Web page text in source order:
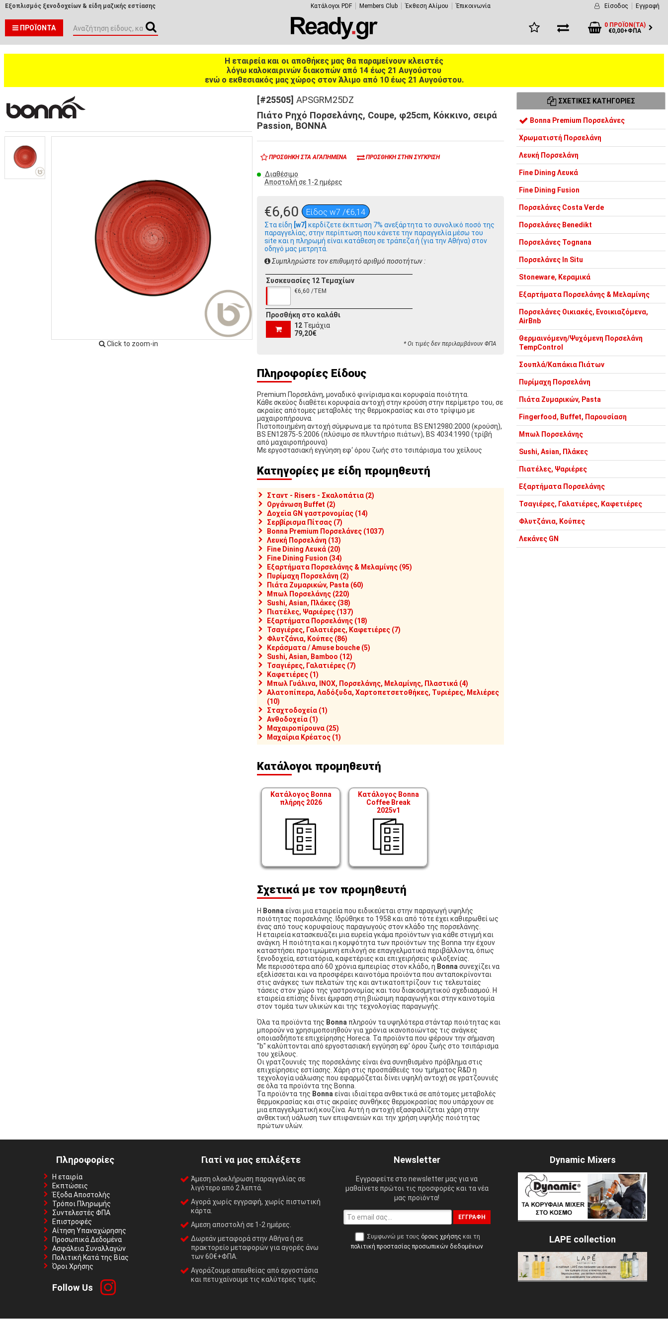
Εξοπλισμός ξενοδοχείων & είδη μαζικής εστίασης Κατάλογοι PDF Members Club Έκθεση Αλίμου Έπικοινωνία Είσοδος Εγγραφή
ΠΡΟΪΌΝΤΑ
0 ΠΡΟΪΌΝ(ΤΑ)
€0,00+ΦΠΑ
Η εταιρεία και οι αποθήκες μας θα παραμείνουν κλειστές
λόγω καλοκαιρινών διακοπών από 14 έως 21 Αυγούστου
ενώ ο εκθεσιακός μας χώρος στον Άλιμο από 10 έως 21 Αυγούστου.
Click to zoom-in
[#25505] APSGRM25DZ
Πιάτο Ρηχό Πορσελάνης, Coupe, φ25cm, Κόκκινο, σειρά
Passion, BONNA
ΠΡΟΣΘΉΚΗ ΣΤΑ ΑΓΑΠΗΜΈΝΑ ΠΡΟΣΘΉΚΗ ΣΤΗΝ ΣΎΓΚΡΙΣΗ
Διαθέσιμο
Αποστολή σε 1-2 ημέρες
€6,60 Είδος w7 /€6,14
Στα είδη [w7] κερδίζετε έκπτωση 7% ανεξάρτητα το συνολικό ποσό της
παραγγελίας, στην περίπτωση που κάνετε την παραγγελία μέσω του
site και η πληρωμή είναι κατάθεση σε τράπεζα ή (για την Αθήνα) στον
οδηγό μας μετρητά.
Συμπληρώστε τον επιθυμητό αριθμό ποσοτήτων :
Συσκευασίες 12 Τεμαχίων
€6,60 /ΤΕΜ
Προσθήκη στο καλάθι
12 Τεμάχια
79,20€
* Οι τιμές δεν περιλαμβάνουν ΦΠΑ
Πληροφορίες Είδους
Premium Πορσελάνη, μοναδικό φινίρισμα και κορυφαία ποιότητα.
Κάθε σκεύος διαθέτει κορυφαία αντοχή στην κρούση στην περίμετρο του, σε
ακραίες απότομες μεταβολές της θερμοκρασίας και στο τρίψιμο με
μαχαιροπήρουνα.
Πιστοποιημένη αντοχή σύμφωνα με τα πρότυπα: BS EN12980:2000 (κρούση),
BS EN12875-5:2006 (πλύσιμο σε πλυντήριο πιάτων), BS 4034:1990 (τρίβή
από μαχαιροπήρουνα)
Με εργοστασιακή εγγύηση εφ‘ όρου ζωής στο τσιπάρισμα του χείλους
Κατηγορίες με είδη προμηθευτή
Σταντ - Risers - Σκαλοπάτια (2)
Οργάνωση Buffet (2)
Δοχεία GN γαστρονομίας (14)
Σερβίρισμα Πίτσας (7)
Bonna Premium Πορσελάνες (1037)
Λευκή Πορσελάνη (13)
Fine Dining Λευκά (20)
Fine Dining Fusion (34)
Εξαρτήματα Πορσελάνης & Μελαμίνης (95)
Πυρίμαχη Πορσελάνη (2)
Πιάτα Ζυμαρικών, Pasta (60)
Μπωλ Πορσελάνης (220)
Sushi, Asian, Πλάκες (38)
Πιατέλες, Ψαριέρες (137)
Εξαρτήματα Πορσελάνης (18)
Τσαγιέρες, Γαλατιέρες, Καφετιέρες (7)
Φλυτζάνια, Κούπες (86)
Κεράσματα / Amuse bouche (5)
Sushi, Asian, Bamboo (12)
Τσαγιέρες, Γαλατιέρες (7)
Καφετιέρες (1)
Μπωλ Γυάλινα, INOX, Πορσελάνης, Μελαμίνης, Πλαστικά (4)
Αλατοπίπερα, Λαδόξυδα, Χαρτοπετσετοθήκες, Τυριέρες, Μελιέρες
(10)
Σταχτοδοχεία (1)
Ανθοδοχεία (1)
Μαχαιροπίρουνα (25)
Μαχαίρια Κρέατος (1)
Κατάλογοι προμηθευτή
Κατάλογος Bonna
πλήρης 2026
Κατάλογος Bonna
Coffee Break
2025v1
Σχετικά με τον προμηθευτή
Η Bonna είναι μια εταιρεία που ειδικεύεται στην παραγωγή υψηλής
ποιότητας πορσελάνης. Ιδρύθηκε το 1958 και από τότε έχει καθιερωθεί ως
ένας από τους κορυφαίους παραγωγούς στον κλάδο της πορσελάνης.
Η εταιρεία κατασκευάζει μια ευρεία γκάμα προϊόντων για κάθε στιγμή και
ανάγκη. Η ποιότητα και η κομψότητα των προϊόντων της Bonna την έχουν
καταστήσει προτιμώμενη επιλογή σε επαγγελματικά περιβάλλοντα, όπως
ξενοδοχεία, εστιατόρια, καφετέριες και επιχειρήσεις φιλοξενίας.
Με περισσότερα από 60 χρόνια εμπειρίας στον κλάδο, η Bonna συνεχίζει να
εξελίσσεται και να προσφέρει καινοτόμα προϊόντα που ανταποκρίνονται
στις ανάγκες των πελατών της και αντικατοπτρίζουν τις τελευταίες
τάσεις στον χώρο της γαστρονομίας και του διακοσμητικού σχεδιασμού. Η
εταιρεία επίσης δίνει έμφαση στη βιώσιμη παραγωγή και στην καινοτομία
στον τομέα των υλικών και της τεχνολογίας παραγωγής.
Όλα τα προϊόντα της Bonna πληρούν τα υψηλότερα στάνταρ ποιότητας και
μπορούν να χρησιμοποιηθούν για χρόνια ικανοποιώντας τις ανάγκες
οποιασδήποτε επιχείρησης Horeca. Τα προϊόντα που φέρουν την σήμανση
"b" καλύπτονται από εργοστασιακή εγγύηση εφ’ όρου ζωής στο τσιπάρισμα
του χείλους.
Οι γρατζουνιές της πορσελάνης είναι ένα συνηθισμένο πρόβλημα στις
επιχείρησεις εστίασης. Χάρη στις προσπάθειές του τμήματος R&D η
τεχνολογία υάλωσης που εφαρμόζεται δίνει υψηλή αντοχή σε γρατζουνιές
σε όλα τα προϊόντα της Bonna.
Τα προϊόντα της Bonna είναι ιδιαίτερα ανθεκτικά σε απότομες μεταβολές
θερμοκρασίας και στις ακραίες συνθήκες θερμοκρασίας που υπάρχουν σε
μια επαγγελματική κουζίνα. Αυτή η αντοχή εξασφαλίζεται χάρη στην
ανθεκτική υάλωση των επιφανειών και την χρήση υψηλής ποιότητας
πρώτων υλών.
ΣΧΕΤΙΚΈΣ ΚΑΤΗΓΟΡΊΕΣ
Bonna Premium Πορσελάνες
Χρωματιστή Πορσελάνη
Λευκή Πορσελάνη
Fine Dining Λευκά
Fine Dining Fusion
Πορσελάνες Costa Verde
Πορσελάνες Benedikt
Πορσελάνες Tognana
Πορσελάνες In Situ
Stoneware, Κεραμικά
Εξαρτήματα Πορσελάνης & Μελαμίνης
Πορσελάνες Οικιακές, Ενοικιαζόμενα,
AirBnb
Θερμαινόμενη/Ψυχόμενη Πορσελάνη
TempControl
Σουπλά/Καπάκια Πιάτων
Πυρίμαχη Πορσελάνη
Πιάτα Ζυμαρικών, Pasta
Fingerfood, Buffet, Παρουσίαση
Μπωλ Πορσελάνης
Sushi, Asian, Πλάκες
Πιατέλες, Ψαριέρες
Εξαρτήματα Πορσελάνης
Τσαγιέρες, Γαλατιέρες, Καφετιέρες
Φλυτζάνια, Κούπες
Λεκάνες GN
Πληροφορίες
Η εταιρία
Εκπτώσεις
Έξοδα Αποστολής
Τρόποι Πληρωμής
Συντελεστές ΦΠΑ
Επιστροφές
Αίτηση Υπαναχώρησης
Προσωπικά Δεδομένα
Ασφάλεια Συναλλαγών
Πολιτική Κατά της Βίας
Όροι Χρήσης
Follow Us
Γιατί να μας επιλέξετε
Άμεση ολοκλήρωση παραγγελίας σε
λιγότερο από 2 λεπτά.
Αγορά χωρίς εγγραφή, χωρίς πιστωτική
κάρτα.
Αμεση αποστολή σε 1-2 ημέρες.
Δωρεάν μεταφορά στην Αθήνα ή σε
πρακτορείο μεταφορών για αγορές άνω
των 60€+ΦΠΑ.
Αγοράζουμε απευθείας από εργοστάσια
και πετυχαίνουμε τις καλύτερες τιμές.
Newsletter
Εγγραφείτε στο newsletter μας για να
μαθαίνετε πρώτοι τις προσφορές και τα νέα
μας προϊόντα!
ΕΓΓΡΑΦΉ
Συμφωνώ με τους όρους χρήσης και τη
πολιτική προστασίας προσωπικών δεδομένων
Dynamic Mixers
LAPE collection